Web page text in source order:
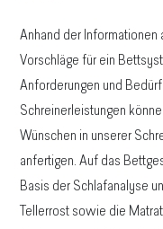
Anhand der Informationen
Vorschläge für ein
Anforderungen und
Schreinerleistungen
Wünschen in unserer
anfertigen. Auf das
Basis der Schlafanalyse
Tellerrost sowie die